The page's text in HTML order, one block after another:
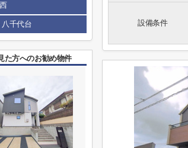
設備条件
千代台
た方へのお勧め物件